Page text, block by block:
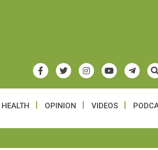
HEALTH OPINION VIDEOS